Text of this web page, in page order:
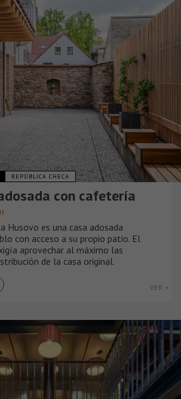
REPÚBLICA CHECA
con cafetería
Husovo es una casa adosada
con acceso a su propio patio. El
aprovechar al máximo las
de la casa original.
VER +